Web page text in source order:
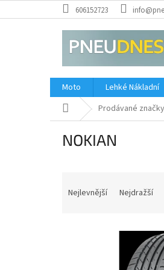
na
606152723
Moto Lehké Nákladní
Domů Prodávané značky
NOKIAN
Nejlevnější Nejdražší